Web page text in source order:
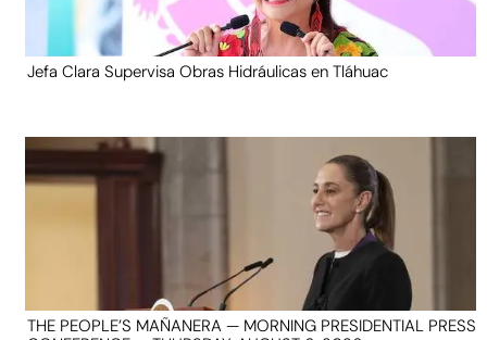
Jefa Clara Supervisa Obras Hidráulicas en Tláhuac
THE PEOPLE’S MAÑANERA — MORNING PRESIDENTIAL PRESS